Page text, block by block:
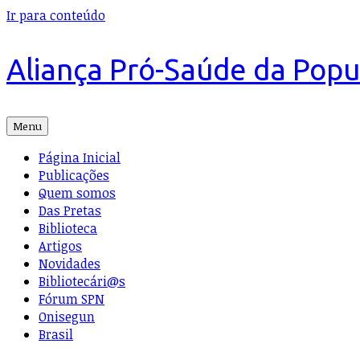
Ir para conteúdo
Aliança Pró-Saúde da
Menu
Página Inicial
Publicações
Quem somos
Das Pretas
Biblioteca
Artigos
Novidades
Bibliotecári@s
Fórum SPN
Onisegun
Brasil